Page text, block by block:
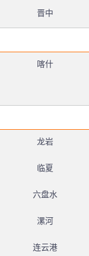
晋中
喀什
龙岩
临夏
六盘水
漯河
连云港